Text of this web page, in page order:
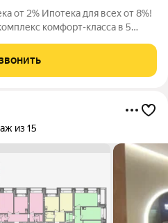
от 2% Ипотека для всех от 8%!
от 24 до 71м. КВАРТИРЫ: - окна
из 15